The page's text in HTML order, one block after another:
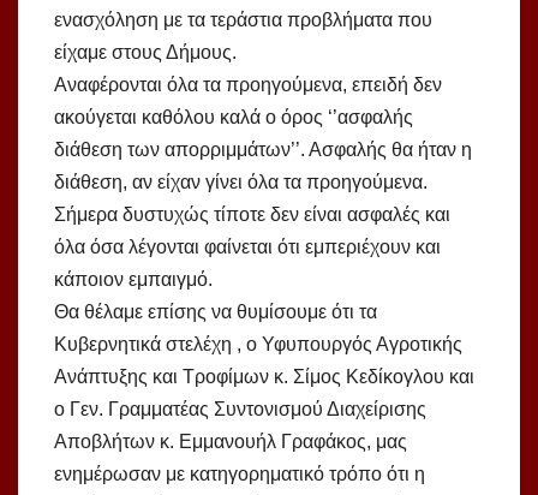
ενασχόληση με τα τεράστια προβλήματα που
είχαμε στους Δήμους.
Αναφέρονται όλα τα προηγούμενα, επειδή δεν
ακούγεται καθόλου καλά ο όρος ‘’ασφαλής
διάθεση των απορριμμάτων’’. Ασφαλής θα ήταν η
διάθεση, αν είχαν γίνει όλα τα προηγούμενα.
Σήμερα δυστυχώς τίποτε δεν είναι ασφαλές και
όλα όσα λέγονται φαίνεται ότι εμπεριέχουν και
κάποιον εμπαιγμό.
Θα θέλαμε επίσης να θυμίσουμε ότι τα
Κυβερνητικά στελέχη , ο Υφυπουργός Αγροτικής
Ανάπτυξης και Τροφίμων κ. Σίμος Κεδίκογλου και
ο Γεν. Γραμματέας Συντονισμού Διαχείρισης
Αποβλήτων κ. Εμμανουήλ Γραφάκος, μας
ενημέρωσαν με κατηγορηματικό τρόπο ότι η